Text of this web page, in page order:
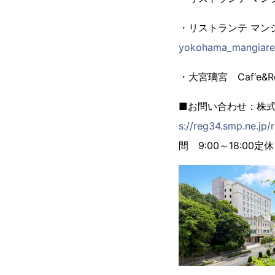
・リストランテ マ
・大宮璃宮
■お問い合わせ： 株
s://
間 9:00～18:00 定